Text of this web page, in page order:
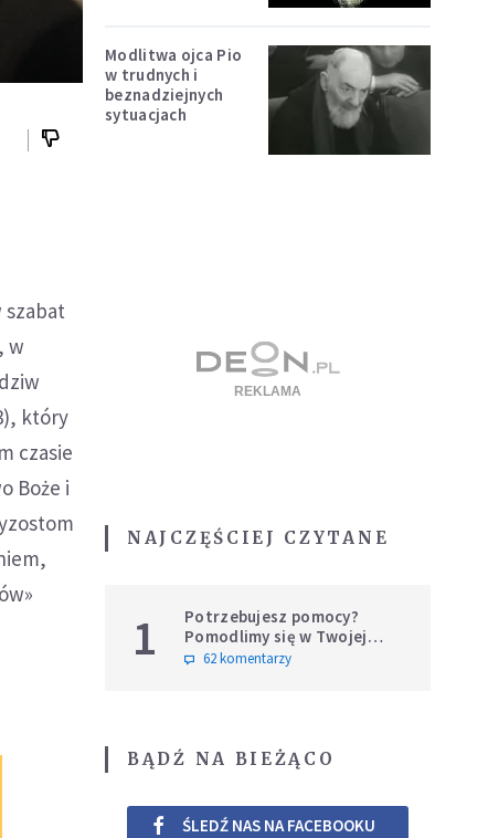
szabat
w
który
czasie
Boże i
Modlitwa ojca Pio
w trudnych i
beznadziejnych
sytuacjach
NAJCZĘŚCIEJ CZYTANE
1
Potrzebujesz pomocy?
Pomodlimy się w Twojej
intencji
62 komentarzy
BĄDŹ NA BIEŻĄCO
ŚLEDŹ NAS NA FACEBOOKU